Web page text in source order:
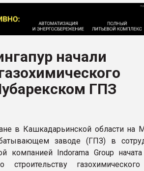
начали
ГПЗ
в Кашкадарьинской области на
заводе (ГПЗ) в
компанией Indorama Group
строительству